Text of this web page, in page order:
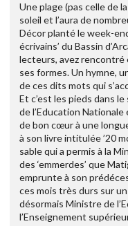
Une plage (pas celle de
soleil et l’aura de
Décor planté le week-
écrivains’ du Bassin
lecteurs, avez
ses formes. Un hymne,
de ces dits mots qui
Et c’est les pieds dans
de l’Education
de bon cœur à une
à son livre intitulée ’20
sable qui a permis à la
des ‘emmerdes’ que
emprunte à son
ces mois très durs sur
désormais Ministre de
l’Enseignement